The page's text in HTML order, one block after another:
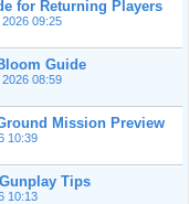
for Returning Players
2026 09:25
Guide
2026 08:59
Mission Preview
10:39
Tips
10:13